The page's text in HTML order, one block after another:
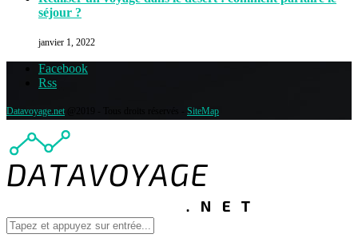
séjour ?
janvier 1, 2022
Facebook
Rss
Datavoyage.net SiteMap